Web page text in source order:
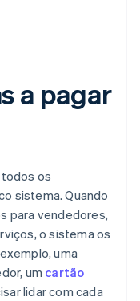
a pagar
os
sistema. Quando
para vendedores,
o sistema os
uma
um cartão
lidar com cada